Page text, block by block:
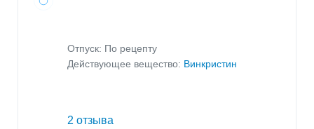
Отпуск: По рецепту
Действующее вещество: Винкристин
2 отзыва